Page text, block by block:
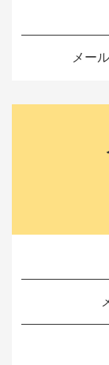
メー